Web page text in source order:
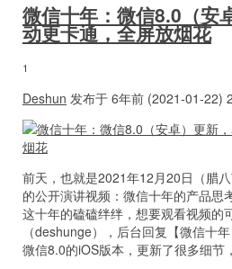
微信十年：微信8.0（安
动更卡通，全屏放烟花
1
Deshun 发布于 6年前 (2021-01-22)
前天，也就是2021年12月20日（腊
的公开演讲视频：微信十年的产品思
这十年的磕磕绊绊，想要观看视频的
（deshunge），后台回复【微信十
微信8.0的iOS版本，更新了很多细节